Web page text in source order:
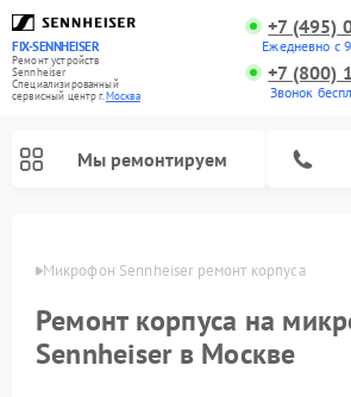
FIX-SENNHEISER
Ремонт устройств
Sennheiser
Специализированный
cервисный центр г.Москва
+7 (495)
Ежедневно с
+7 (800)
Звонок
Мы ремонтируем
Микрофон Sennheiser ремонт корпуса
Ремонт корпуса на
Sennheiser в Москве